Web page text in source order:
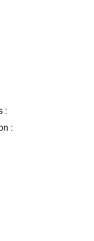
:
: